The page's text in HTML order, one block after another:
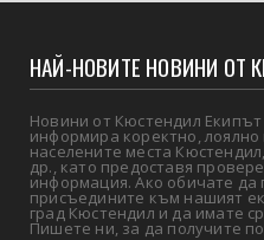
НАЙ-НОВИТЕ НОВИНИ ОТ
Новини от Кюстендил
информира коректно,
населените места
др., като предоставя
информация. Ако обичате
присъедините към нашият
град Кюстендил и да имате
Пишете ни, за да получите